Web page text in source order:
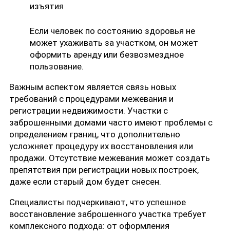
изъятия
Если человек по состоянию здоровья не
может ухаживать за участком, он может
оформить аренду или безвозмездное
пользование.
Важным аспектом является связь новых
требований с процедурами межевания и
регистрации недвижимости. Участки с
заброшенными домами часто имеют проблемы с
определением границ, что дополнительно
усложняет процедуру их восстановления или
продажи. Отсутствие межевания может создать
препятствия при регистрации новых построек,
даже если старый дом будет снесен.
Специалисты подчеркивают, что успешное
восстановление заброшенного участка требует
комплексного подхода: от оформления